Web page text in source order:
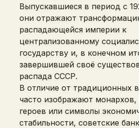
Выпускавшиеся в период с
они отражают
распадающейся империи к
централизованному
государству и, в конечном
завершившей своё
распада СССР.
В отличие от традиционных
часто изображают
героев или символы
стабильности, советские